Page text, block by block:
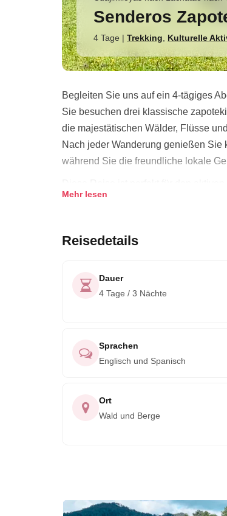
Senderos
4 Tage | Trekking Kulturelle
Begleiten Sie uns auf ein 4-tägiges
Sie besuchen drei klassische
die majestätischen Wälder, Flüsse
Nach jeder Wanderung genießen
während Sie die freundliche lokale
eintauchen möchte. Verpassen Sie
Mehr lesen
Reisedetails
Dauer
4 Tage / 3 Nächte
Sprachen
Englisch und Spanisch
Ort
Wald und Berge